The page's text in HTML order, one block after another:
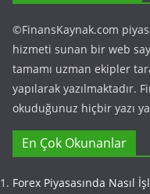
©FinansKaynak.com
hizmeti sunan bir web
tamamı uzman ekipler
yapılarak yazılmaktadır.
okuduğunuz hiçbir yazı
En Çok Okunanlar
Forex Piyasasında Nasıl